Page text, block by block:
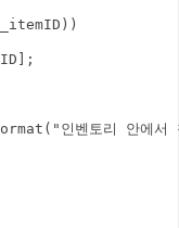
인벤토리 안에서